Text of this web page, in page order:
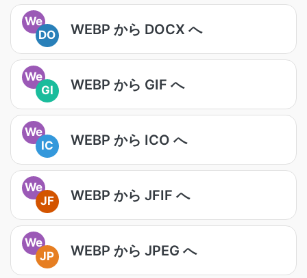
We
DO
WEBP から DOCX へ
We
GI
WEBP から GIF へ
We
IC
WEBP から ICO へ
We
JF
WEBP から JFIF へ
We
JP
WEBP から JPEG へ